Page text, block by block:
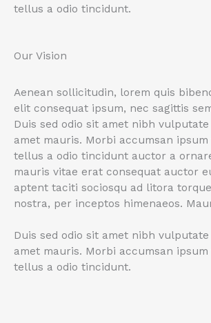
tellus a odio tincidunt.
Our Vision
Aenean sollicitudin, lorem quis
elit consequat ipsum, nec sagittis
Duis sed odio sit amet nibh
amet mauris. Morbi accumsan
tellus a odio tincidunt auctor a
mauris vitae erat consequat auctor
aptent taciti sociosqu ad litora
nostra, per inceptos himenaeos.
Duis sed odio sit amet nibh
amet mauris. Morbi accumsan
tellus a odio tincidunt.